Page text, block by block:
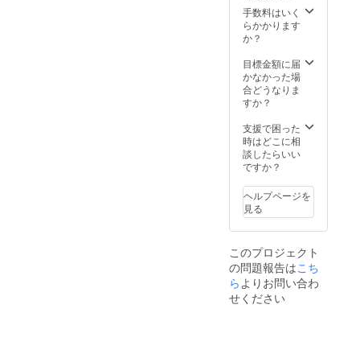
手数料はいく
らかかります
か？
目標金額に届
かなかった場
合どうなりま
すか？
支援で困った
時はどこに相
談したらいい
ですか？
ヘルプページを
見る
このプロジェクト
の問題報告はこち
ら よりお問い合わ
せください